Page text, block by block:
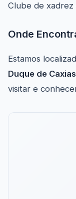
Clube de xadrez
Onde
Estamos
Duque de
visitar e